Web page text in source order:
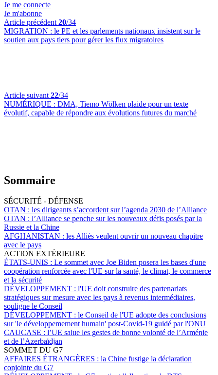
Je me connecte
Je m'abonne
Article précédent 20/34
MIGRATION : le PE et les parlements nationaux insistent sur le
soutien aux pays tiers pour gérer les flux migratoires
Article suivant 22/34
NUMÉRIQUE : DMA, Tiemo Wölken plaide pour un texte
évolutif, capable de répondre aux évolutions futures du marché
Sommaire
SÉCURITÉ - DÉFENSE
OTAN : les dirigeants s’accordent sur l’agenda 2030 de l’Alliance
OTAN : l’Alliance se penche sur les nouveaux défis posés par la
Russie et la Chine
AFGHANISTAN : les Alliés veulent ouvrir un nouveau chapitre
avec le pays
ACTION EXTÉRIEURE
ÉTATS-UNIS : Le sommet avec Joe Biden posera les bases d'une
coopération renforcée avec l'UE sur la santé, le climat, le commerce
et la sécurité
DÉVELOPPEMENT : l'UE doit construire des partenariats
stratégiques sur mesure avec les pays à revenus intermédiaires,
souligne le Conseil
DÉVELOPPEMENT : le Conseil de l'UE adopte des conclusions
sur 'le développemement humain' post-Covid-19 guidé par l'ONU
CAUCASE : l’UE salue les gestes de bonne volonté de l’Arménie
et de l’Azerbaïdjan
SOMMET DU G7
AFFAIRES ÉTRANGÈRES : la Chine fustige la déclaration
conjointe du G7